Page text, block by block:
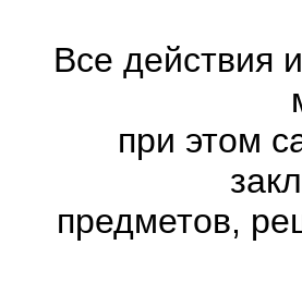
Все действия
при этом
предметов,